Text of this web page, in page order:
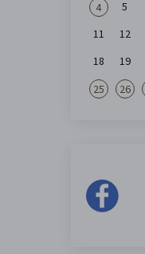
4 5
11
12
18
19
25
26